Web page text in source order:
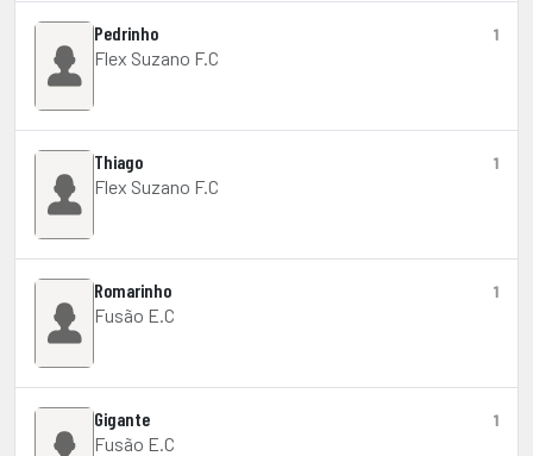
Pedrinho
Flex Suzano F.C
1
Thiago
Flex Suzano F.C
1
Romarinho
Fusão E.C
1
Gigante
Fusão E.C
1